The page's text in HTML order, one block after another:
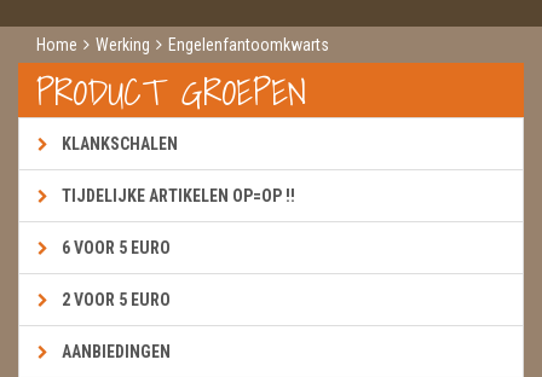
Home Werking Engelenfantoomkwarts
PRODUCT GROEPEN
KLANKSCHALEN
TIJDELIJKE ARTIKELEN OP=OP !!
6 VOOR 5 EURO
2 VOOR 5 EURO
AANBIEDINGEN